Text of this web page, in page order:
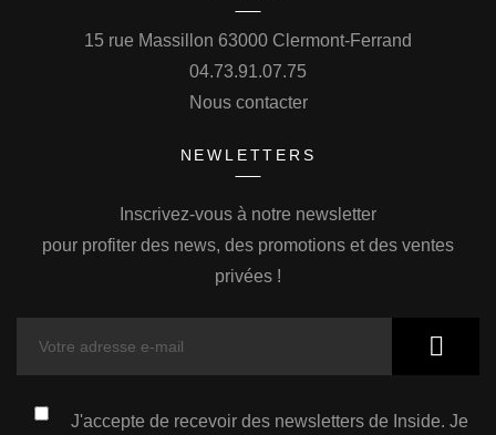
15 rue Massillon 63000 Clermont-Ferrand
04.73.91.07.75
Nous contacter
NEWLETTERS
Inscrivez-vous à notre newsletter
pour profiter des news, des promotions et des ventes
privées !
J'accepte de recevoir des newsletters de Inside. Je